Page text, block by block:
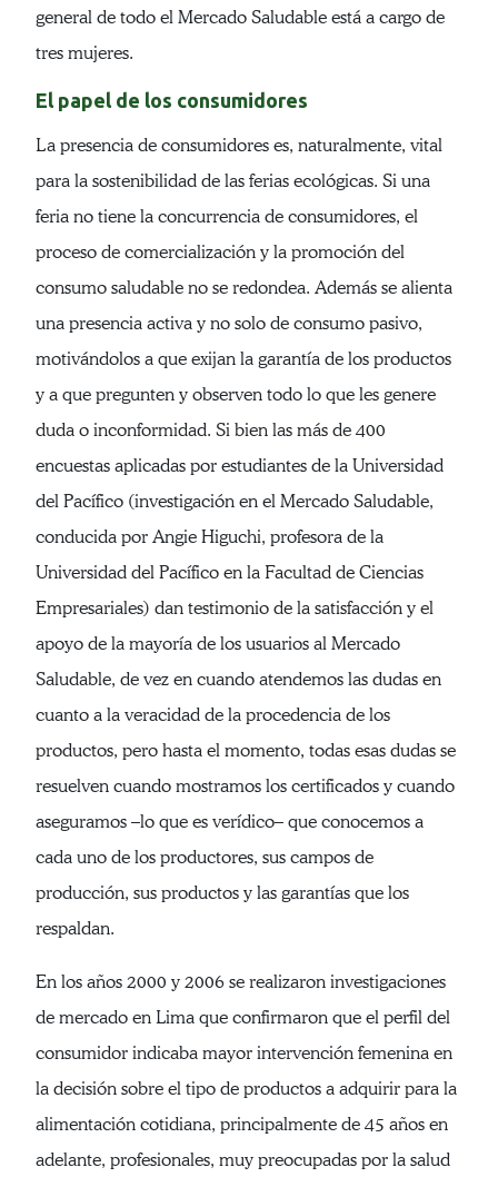
general de todo el Mercado Saludable está a cargo de
tres mujeres.
El papel de los consumidores
La presencia de consumidores es, naturalmente, vital
para la sostenibilidad de las ferias ecológicas. Si una
feria no tiene la concurrencia de consumidores, el
proceso de comercialización y la promoción del
consumo saludable no se redondea. Además se alienta
una presencia activa y no solo de consumo pasivo,
motivándolos a que exijan la garantía de los productos
y a que pregunten y observen todo lo que les genere
duda o inconformidad. Si bien las más de 400
encuestas aplicadas por estudiantes de la Universidad
del Pacífico (investigación en el Mercado Saludable,
conducida por Angie Higuchi, profesora de la
Universidad del Pacífico en la Facultad de Ciencias
Empresariales) dan testimonio de la satisfacción y el
apoyo de la mayoría de los usuarios al Mercado
Saludable, de vez en cuando atendemos las dudas en
cuanto a la veracidad de la procedencia de los
productos, pero hasta el momento, todas esas dudas se
resuelven cuando mostramos los certificados y cuando
aseguramos –lo que es verídico– que conocemos a
cada uno de los productores, sus campos de
producción, sus productos y las garantías que los
respaldan.
En los años 2000 y 2006 se realizaron investigaciones
de mercado en Lima que confirmaron que el perfil del
consumidor indicaba mayor intervención femenina en
la decisión sobre el tipo de productos a adquirir para la
alimentación cotidiana, principalmente de 45 años en
adelante, profesionales, muy preocupadas por la salud